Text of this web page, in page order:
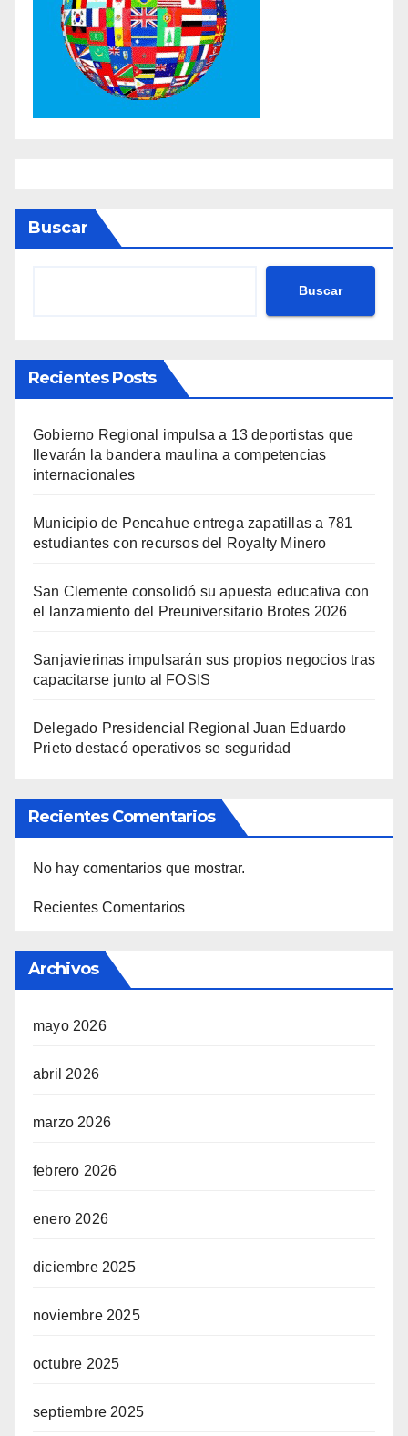
Buscar
Buscar
Recientes Posts
Gobierno Regional impulsa a 13 deportistas que
llevarán la bandera maulina a competencias
internacionales
Municipio de Pencahue entrega zapatillas a 781
estudiantes con recursos del Royalty Minero
San Clemente consolidó su apuesta educativa con
el lanzamiento del Preuniversitario Brotes 2026
Sanjavierinas impulsarán sus propios negocios tras
capacitarse junto al FOSIS
Delegado Presidencial Regional Juan Eduardo
Prieto destacó operativos se seguridad
Recientes Comentarios
No hay comentarios que mostrar.
Recientes Comentarios
Archivos
mayo 2026
abril 2026
marzo 2026
febrero 2026
enero 2026
diciembre 2025
noviembre 2025
octubre 2025
septiembre 2025